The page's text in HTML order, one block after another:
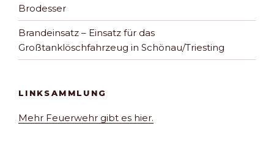
Brodesser
Brandeinsatz – Einsatz für das
Großtanklöschfahrzeug in Schönau/Triesting
LINKSAMMLUNG
Mehr Feuerwehr gibt es hier.